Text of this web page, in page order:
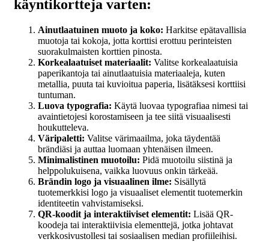
käyntikortteja varten:
Ainutlaatuinen muoto ja koko: Harkitse epätavallisia
muotoja tai kokoja, jotta korttisi erottuu perinteisten
suorakulmaisten korttien pinosta.
Korkealaatuiset materiaalit: Valitse korkealaatuisia
paperikantoja tai ainutlaatuisia materiaaleja, kuten
metallia, puuta tai kuvioitua paperia, lisätäksesi korttiisi
tuntuman.
Luova typografia: Käytä luovaa typografiaa nimesi tai
avaintietojesi korostamiseen ja tee siitä visuaalisesti
houkutteleva.
Väripaletti: Valitse värimaailma, joka täydentää
brändiäsi ja auttaa luomaan yhtenäisen ilmeen.
Minimalistinen muotoilu: Pidä muotoilu siistinä ja
helppolukuisena, vaikka luovuus onkin tärkeää.
Brändin logo ja visuaalinen ilme: Sisällytä
tuotemerkkisi logo ja visuaaliset elementit tuotemerkin
identiteetin vahvistamiseksi.
QR-koodit ja interaktiiviset elementit: Lisää QR-
koodeja tai interaktiivisia elementtejä, jotka johtavat
verkkosivustollesi tai sosiaalisen median profiileihisi.